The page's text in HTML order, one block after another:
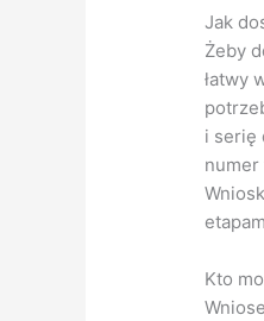
Jak
Żeby
łatwy
i serię
numer
Kto